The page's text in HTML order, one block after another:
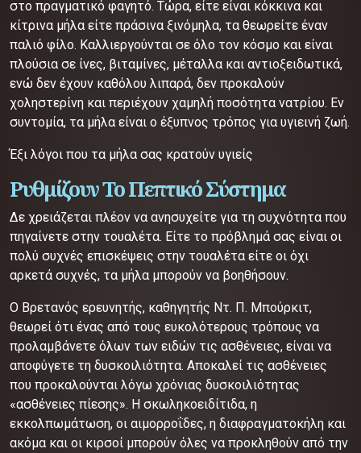
στο πραγματικό φαγητό. Τώρα, είτε είναι κόκκινα και
κίτρινα μήλα είτε πράσινα ξινόμηλα, τα θεωρείτε έναν
παλιό φίλο. Καλλιεργούνται σε όλο τον κόσμο και είναι
πλούσια σε ίνες, βιταμίνες, μέταλλα και αντιοξειδωτικά,
ενώ δεν έχουν καθόλου λιπαρά, δεν προκαλούν
χοληστερίνη και περιέχουν χαμηλή ποσότητα νατρίου. Εν
συντομία, τα μήλα είναι ο έξυπνος τρόπος για υγιεινή ζωή.
Έξι λόγοι που τα μήλα σας κρατούν υγιείς
Ρυθμίζουν Το Πεπτικό Σύστημα
Δε χρειάζεται πλέον να ανησυχείτε για τη συχνότητα που
πηγαίνετε στην τουαλέτα. Είτε το πρόβλημά σας είναι οι
πολύ συχνές επισκέψεις στην τουαλέτα είτε οι όχι
αρκετά συχνές, τα μήλα μπορούν να βοηθήσουν.
Ο Βρετανός ερευνητής, καθηγητής Ντ. Π. Μπούρκιτ,
θεωρεί ότι ένας από τους ευκολότερους τρόπους να
προλαμβάνετε όλων των ειδών τις ασθένειες, είναι να
αποφύγετε τη δυσκοιλιότητα. Αποκαλεί τις ασθένειες
που προκαλούνται λόγω χρόνιας δυσκοιλιότητας
«ασθένειες πίεσης». Η σκωληκοειδίτιδα, η
εκκολπωμάτωση, οι αιμορροΐδες, η διαφραγματοκήλη και
ακόμα και οι κιρσοί μπορούν όλες να προκληθούν από την